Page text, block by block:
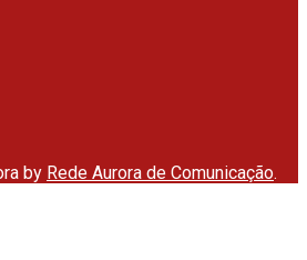
by Rede Aurora de Comunicação.